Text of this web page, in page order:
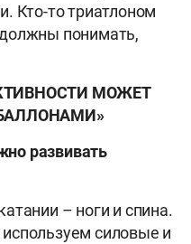
Кто-то триатлоном
понимать,
МОЖЕТ
развивать
– ноги и спина.
силовые и